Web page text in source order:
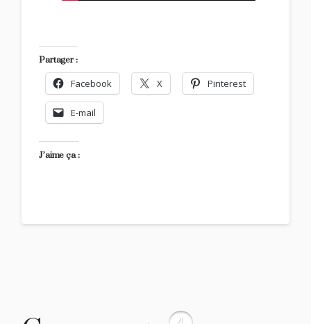
Partager :
Facebook X Pinterest
E-mail
J’aime ça :